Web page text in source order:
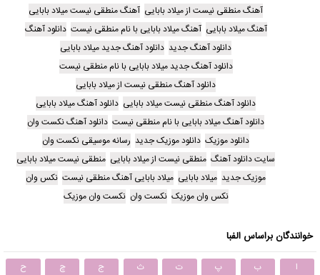
آهنگ منطقی نیست از میلاد بابایی آهنگ منطقی نیست میلاد بابایی
آهنگ میلاد بابایی آهنگ میلاد بابایی با نام منطقی نیست دانلود آهنگ
دانلود آهنگ جدید دانلود آهنگ جدید میلاد بابایی
دانلود آهنگ جدید میلاد بابایی با نام منطقی نیست
دانلود آهنگ منطقی نیست از میلاد بابایی
دانلود آهنگ منطقی نیست میلاد بابایی دانلود آهنگ میلاد بابایی
دانلود آهنگ میلاد بابایی با نام منطقی نیست دانلود آهنگ نکست وان
دانلود موزیک دانلود موزیک جدید رسانه موسیقی نکست وان
سایت دانلود آهنگ منطقی نیست از میلاد بابایی منطقی نیست میلاد بابایی
موزیک جدید میلاد بابایی میلاد بابایی آهنگ منطقی نیست نکس وان
نکس وان موزیک نکست وان نکست وان موزیک
خوانندگان براساس الفبا
ا ب پ ت ث ج چ
ح